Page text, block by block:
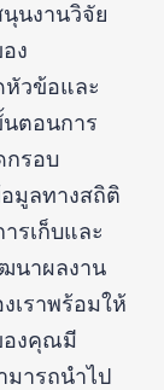
นงานวิจัย
ง
หัวข้อและ
นตอนการ
กรอบ
มูลทางสถิติ
รเก็บและ
นาผลงาน
เราพร้อมให้
องคุณมี
ารถนำไป